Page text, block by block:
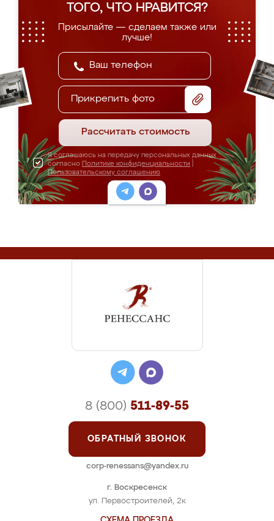
ТОГО, ЧТО НРАВИТСЯ?
Присылайте — сделаем также или
лучше!
Прикрепить фото
Рассчитать стоимость
Я соглашаюсь на передачу персональных данных
согласно Политике конфиденциальности
Пользовательскому соглашению
г. Воскресенск
ул. Первостроителей, 2к
8 (800) 511-89-55
ОБРАТНЫЙ ЗВОНОК
corp-renessans@yandex.ru